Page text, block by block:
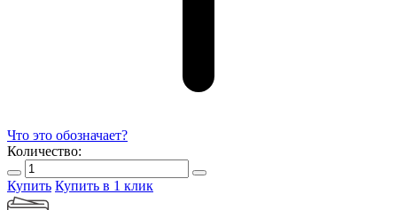
Что это обозначает?
Количество:
Купить Купить в 1 клик